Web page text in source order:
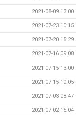
2021-08-09 13:00
2021-07-23 10:15
2021-07-20 15:29
2021-07-16 09:08
2021-07-15 13:00
2021-07-15 10:05
2021-07-03 08:47
2021-07-02 15:04